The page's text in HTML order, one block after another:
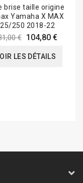
brise taille origine
Yamaha X MAX
250 2018-22
€ 104,80 €
LES DÉTAILS